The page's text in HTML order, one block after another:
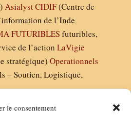
le consentement
AsialystCIDIF(Centre de
de l’Inde
FUTURIBLESfuturibles,
de l’action LaVigie
stratégique) Operationnels
– Soutien, Logistique,